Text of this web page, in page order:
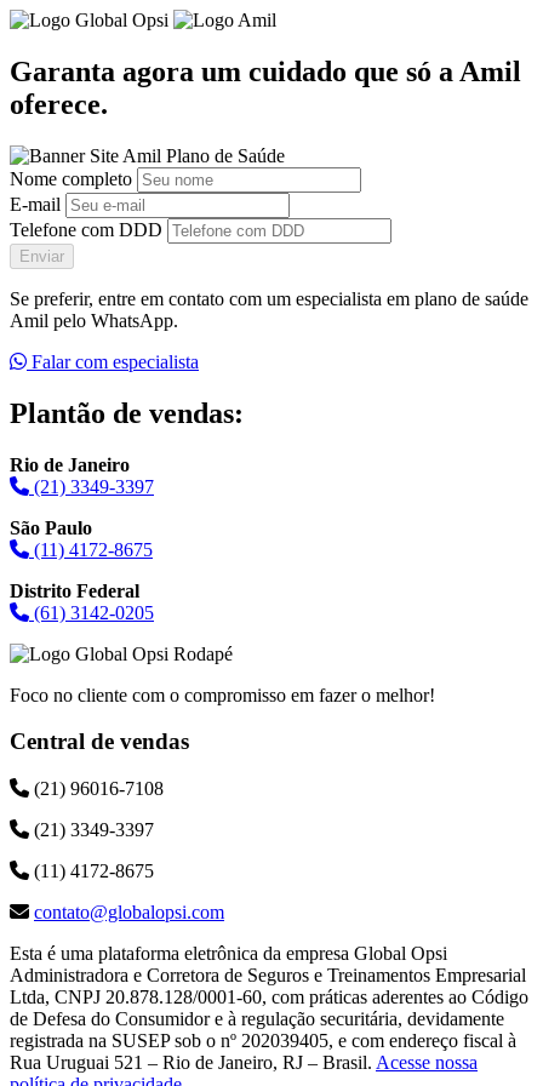
Garanta agora um cuidado que só a Amil
oferece.
Nome completo
E-mail
Telefone com DDD
Enviar
Se preferir, entre em contato com um especialista em plano de saúde
Amil pelo WhatsApp.
Falar com especialista
Plantão de vendas:
Rio de Janeiro
(21) 3349-3397
São Paulo
(11) 4172-8675
Distrito Federal
(61) 3142-0205
Foco no cliente com o compromisso em fazer o melhor!
Central de vendas
(21) 96016-7108
(21) 3349-3397
(11) 4172-8675
contato@globalopsi.com
Esta é uma plataforma eletrônica da empresa Global Opsi
Administradora e Corretora de Seguros e Treinamentos Empresarial
Ltda, CNPJ 20.878.128/0001-60, com práticas aderentes ao Código
de Defesa do Consumidor e à regulação securitária, devidamente
registrada na SUSEP sob o nº 202039405, e com endereço fiscal à
Rua Uruguai 521 – Rio de Janeiro, RJ – Brasil. Acesse nossa